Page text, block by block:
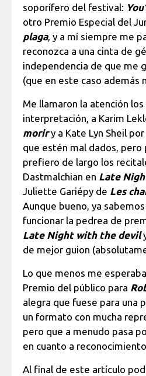
soporífero del festival:
otro Premio Especial del
plaga, y a mí siempre me
reconozca a una cinta de
independencia de que me
(que en este caso además
Me llamaron la atención
interpretación, a Karim
moriry a Kate Lyn Sheil por
que estén mal dados, pero
prefiero de largo los
Dastmalchian en Late
Juliette Gariépy de Les
Aunque bueno, ya
funcionar la pedrea de
Late Night with the devil
de mejor guion
Lo que menos me
Premio del público para
alegra que fuese para una
un formato con mucha
pero que a menudo pasa
en cuanto a
Al final de este artículo